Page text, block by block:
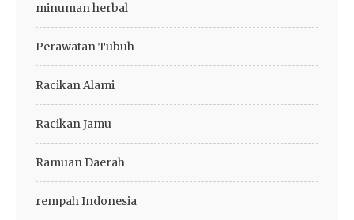
minuman herbal
Perawatan Tubuh
Racikan Alami
Racikan Jamu
Ramuan Daerah
rempah Indonesia